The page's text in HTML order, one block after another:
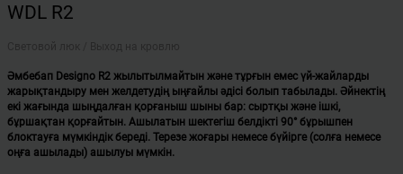
WDL R2
Әмбебап Designo R2 жылытылмайтын және тұрғын емес үй-жайларды
жарықтандыру мен желдетудің ыңғайлы әдісі болып табылады. Әйнектің
екі жағында шыңдалған қорғаныш шыны бар: сыртқы және ішкі,
бұршақтан қорғайтын. Ашылатын шектегіш белдікті 90° бұрышпен
блоктауға мүмкіндік береді. Терезе жоғары немесе бүйірге (солға немесе
оңға ашылады) ашылуы мүмкін.